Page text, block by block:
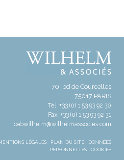
70, bd de Courcelles
75017 PARIS
Tél: +33 (0) 1 53 93 92 30
Fax: +33 (0) 1 53 93 92 31
cabwilhelm@wilhelmassocies.com
LÉGALES PLAN DU SITE
DONNÉES
PERSONNELLES
COOKIES